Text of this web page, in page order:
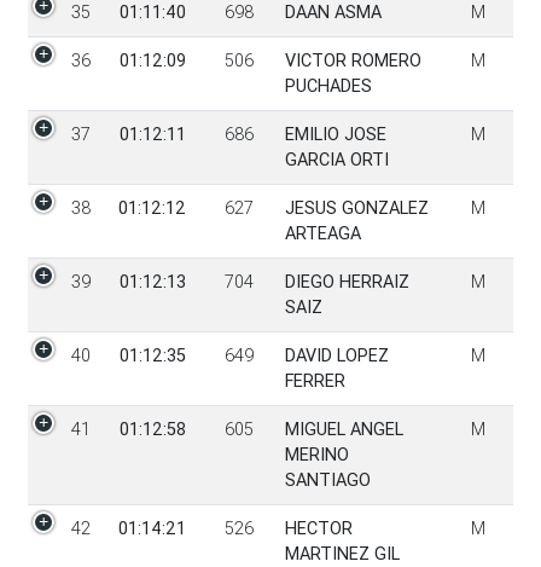
35 01:11:40 698 DAAN ASMA M
36 01:12:09 506
VICTOR ROMERO
PUCHADES
M
37 01:12:11 686
EMILIO JOSE
GARCIA ORTI
M
38 01:12:12 627
JESUS GONZALEZ
ARTEAGA
M
39 01:12:13 704
DIEGO HERRAIZ
SAIZ
M
40 01:12:35 649
DAVID LOPEZ
FERRER
M
41 01:12:58 605
MIGUEL ANGEL
MERINO
SANTIAGO
M
42 01:14:21 526
HECTOR
MARTINEZ GIL
M